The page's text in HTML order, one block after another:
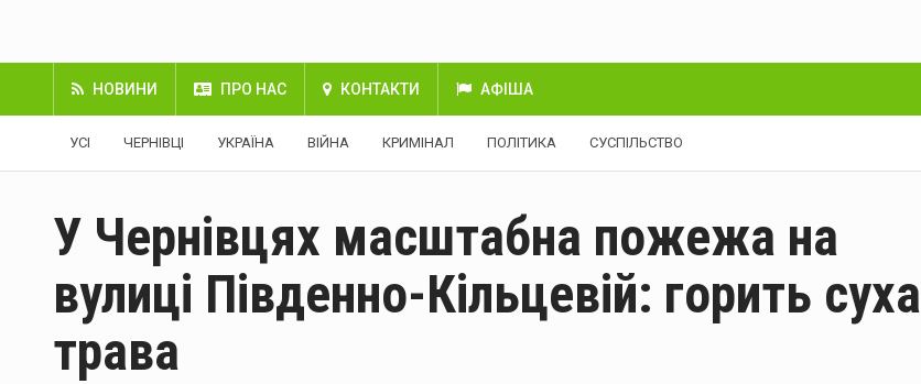
НОВИНИ ПРО НАС КОНТАКТИ АФІША
УСІ ЧЕРНІВЦІ УКРАЇНА ВІЙНА КРИМІНАЛ ПОЛІТИКА СУСПІЛЬСТВО
У Чернівцях масштабна пожежа на
вулиці Південно-Кільцевій: горить суха
трава